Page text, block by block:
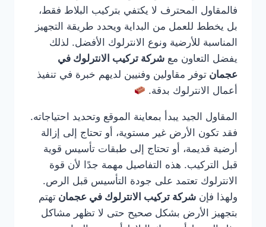
فالمقاول المحترف لا يكتفي بتركيب البلاط فقط،
بل يخطط للعمل من البداية ويحدد طريقة التجهيز
المناسبة للأرضية ونوع الانترلوك الأفضل. لذلك
يفضل التعاون مع شركة تركيب الانترلوك في
عجمان توفر مقاولين وفنيين لديهم خبرة في تنفيذ
أعمال الانترلوك بدقة.
المقاول الجيد يبدأ بمعاينة الموقع وتحديد احتياجاته.
فقد تكون الأرض غير مستوية، أو تحتاج إلى إزالة
أرضية قديمة، أو تحتاج إلى طبقات تأسيس قوية
قبل التركيب. هذه التفاصيل مهمة جدًا لأن قوة
الانترلوك تعتمد على جودة التأسيس قبل الرص.
ولهذا فإن شركة تركيب الانترلوك في عجمان تهتم
بتجهيز الأرض بشكل صحيح حتى لا تظهر مشاكل